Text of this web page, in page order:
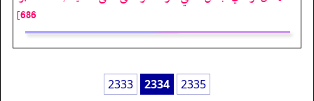
686]
2333 2334 2335